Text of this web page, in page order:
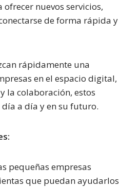
nuevos servicios,
de forma rápida y
rápidamente una
en el espacio digital,
la colaboración, estos
a día y en su futuro.
pequeñas empresas
que puedan ayudarlos